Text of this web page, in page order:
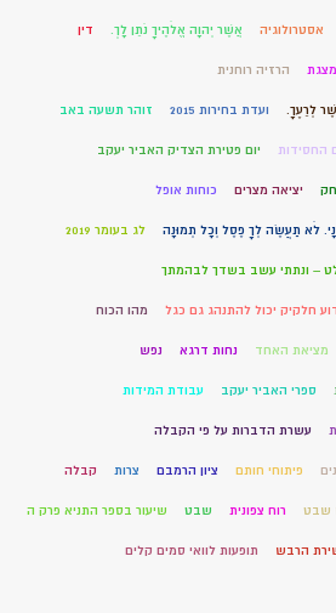
אסטרולוגיה אֲשֶׁר יְהוָה אֱלֹהֶיךָ נֹתֵן לָךְ. דין
הרזיה רוחנית
לְרֵעֶךָ. ועדת בחירות 2015 זוהר תשעה באב
החסידות יום פטירת הצדיק האביר יעקב
יציאה מצרים כוחות אופל
לֹא תַעֲשֶׂה לְךָ פֶסֶל וְכָל תְּמוּנָה לג בעומר 2019
– ונתתי עשב בשדך לבהמתך
חלקיק יכול להתנהג גם כגל מהו הכוח
מציאת האחד נחות דרגא נפש
ספרי האביר יעקב עבודת המידות
עשרת הדברות על פי הקבלה
פיתוחי חותם ציון הרמבם צרות קבלה
שבט רוח צפונית שבט שיעור בספר התניא פרק ה
הרבש תופעות לוואי סמים קלים